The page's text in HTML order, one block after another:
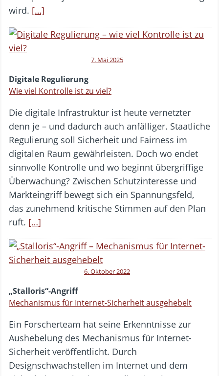
wird. […]
7. Mai 2025
Digitale Regulierung
Wie viel Kontrolle ist zu viel?
Die digitale Infrastruktur ist heute vernetzter
denn je – und dadurch auch anfälliger. Staatliche
Regulierung soll Sicherheit und Fairness im
digitalen Raum gewährleisten. Doch wo endet
sinnvolle Kontrolle und wo beginnt übergriffige
Überwachung? Zwischen Schutzinteresse und
Markteingriff bewegt sich ein Spannungsfeld,
das zunehmend kritische Stimmen auf den Plan
ruft. […]
6. Oktober 2022
„Stalloris“-Angriff
Mechanismus für Internet-Sicherheit ausgehebelt
Ein Forscherteam hat seine Erkenntnisse zur
Aushebelung des Mechanismus für Internet-
Sicherheit veröffentlicht. Durch
Designschwachstellen im Internet und dem